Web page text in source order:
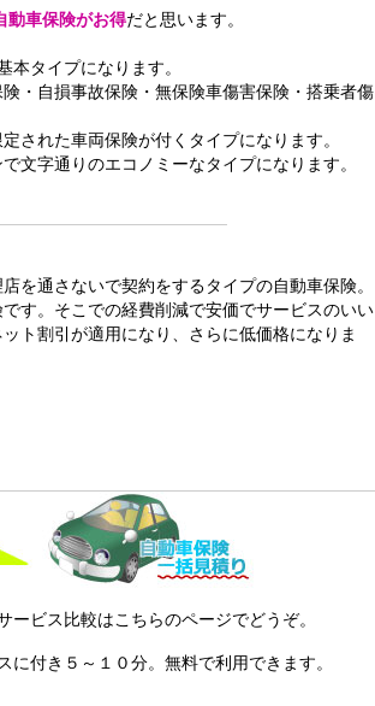
動車保険がお得だと思います。
タイプになります。
・自損事故保険・無保険車傷害保険・搭乗者傷
された車両保険が付くタイプになります。
文字通りのエコノミーなタイプになります。
を通さないで契約をするタイプの自動車保険。
す。そこでの経費削減で安価でサービスのいい
ト割引が適用になり、さらに低価格になりま
ビス比較はこちらのページでどうぞ。
に付き５～１０分。無料で利用できます。